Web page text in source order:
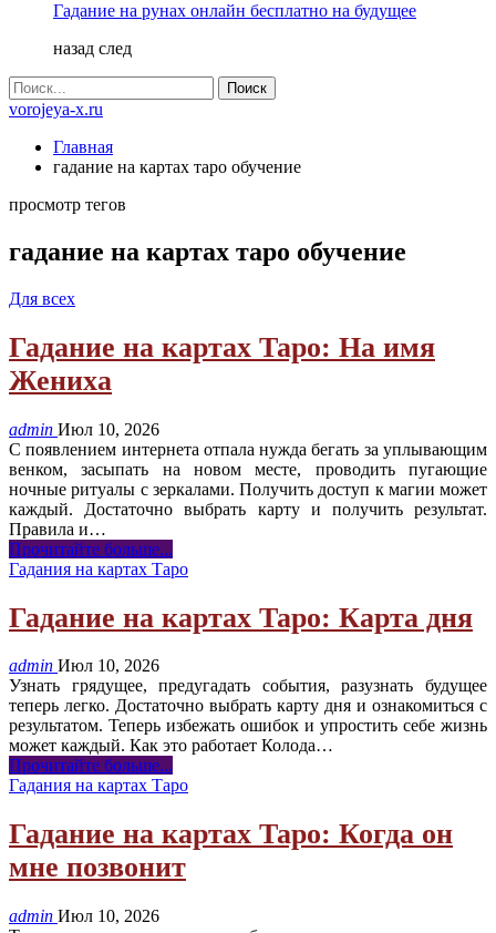
Гадание на рунах онлайн бесплатно на будущее
назад след
vorojeya-x.ru
Главная
гадание на картах таро обучение
просмотр тегов
гадание на картах таро обучение
Для всех
Гадание на картах Таро: На имя
Жениха
admin Июл 10, 2026
С появлением интернета отпала нужда бегать за уплывающим
венком, засыпать на новом месте, проводить пугающие
ночные ритуалы с зеркалами. Получить доступ к магии может
каждый. Достаточно выбрать карту и получить результат.
Правила и…
Прочитайте больше...
Гадания на картах Таро
Гадание на картах Таро: Карта дня
admin Июл 10, 2026
Узнать грядущее, предугадать события, разузнать будущее
теперь легко. Достаточно выбрать карту дня и ознакомиться с
результатом. Теперь избежать ошибок и упростить себе жизнь
может каждый. Как это работает Колода…
Прочитайте больше...
Гадания на картах Таро
Гадание на картах Таро: Когда он
мне позвонит
admin Июл 10, 2026